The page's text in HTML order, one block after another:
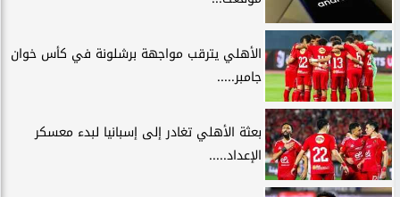
الأهلي يترقب مواجهة برشلونة في كأس خوان
جامبر.....
بعثة الأهلي تغادر إلى إسبانيا لبدء معسكر
الإعداد.....